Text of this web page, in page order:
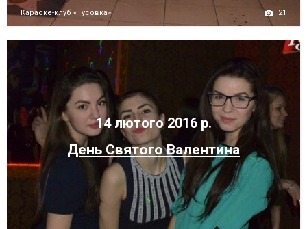
Караоке-клуб «Тусовка» 21
14 лютого 2016 р.
День Святого Валентина